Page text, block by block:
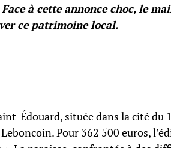
Face à cette annonce choc, le
ce patrimoine local.
Édouard, située dans la cité du
Pour 362 500 euros,